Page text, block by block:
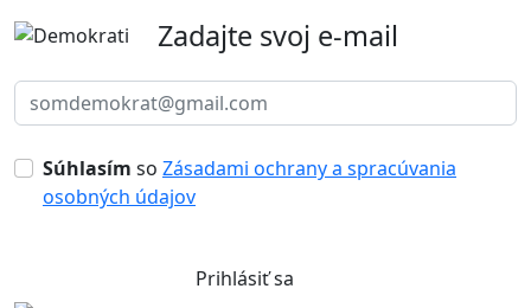
Zadajte svoj e-mail
Súhlasím so Zásadami ochrany a spracúvania
osobných údajov
Prihlásiť sa